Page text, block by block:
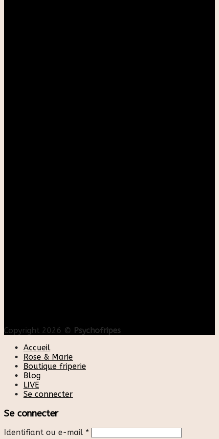
Copyright 2026 © Psychofripes
Accueil
Rose & Marie
Boutique friperie
Blog
LIVE
Se connecter
Se connecter
Identifiant ou e-mail *